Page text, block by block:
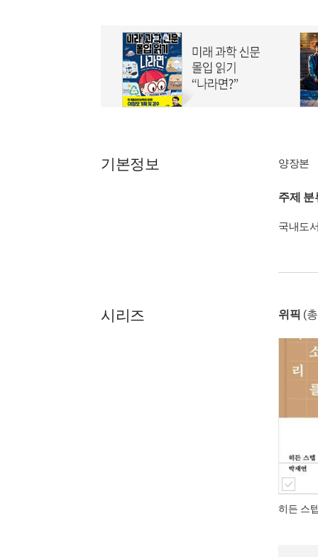
기본정보 양장본
주제 분
국내도
시리즈 위픽 (
히든 스